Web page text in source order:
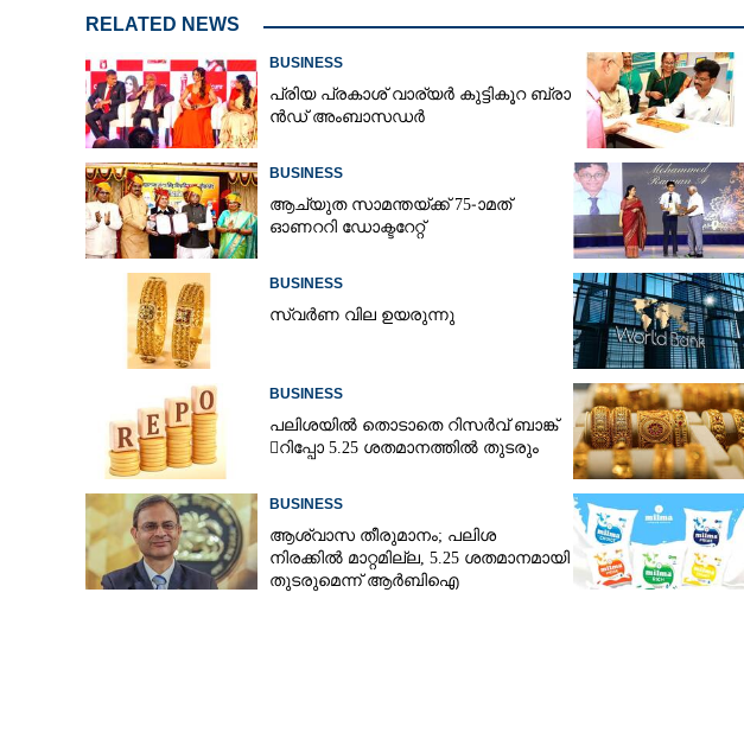
RELATED NEWS
BUSINESS
പ്രി​യ​ ​പ്ര​കാ​ശ് ​വാ​ര്യർ കു​ട്ടി​കൂ​റ​ ​ ബ്രാ​
ൻ​ഡ് ​അം​ബാ​സ​ഡ​ർ
BUSINESS
ആച്യുത സാമന്തയ്ക്ക് 75-ാമത്
ഓണററി ഡോക്ടറേറ്റ്
BUSINESS
സ്വർണ വില ഉയരുന്നു
BUSINESS
പലിശയിൽ തൊടാതെ റിസർവ് ബാങ്ക്
റിപ്പോ 5.25 ശതമാനത്തിൽ തുടരും
BUSINESS
ആശ്വാസ തീരുമാനം; പലിശ
നിരക്കിൽ മാറ്റമില്ല, 5.25 ശതമാനമായി
തുടരുമെന്ന് ആർബിഐ
എൻ.എക്‌സ് 500ൽ ഇ ക്ലച്ച് കൂട്ടിച്ചേർത്ത്